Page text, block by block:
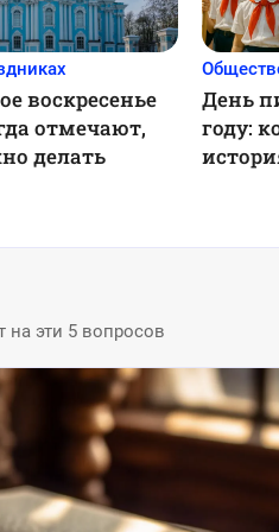
воскресенье
отмечают,
делать
День
году:
на эти 5 вопросов